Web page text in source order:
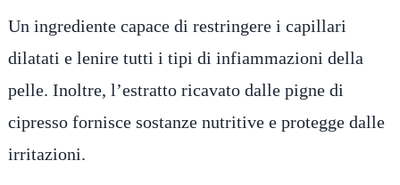
Un ingrediente capace di restringere i capillari
dilatati e lenire tutti i tipi di infiammazioni della
pelle. Inoltre, l’estratto ricavato dalle pigne di
cipresso fornisce sostanze nutritive e protegge dalle
irritazioni.